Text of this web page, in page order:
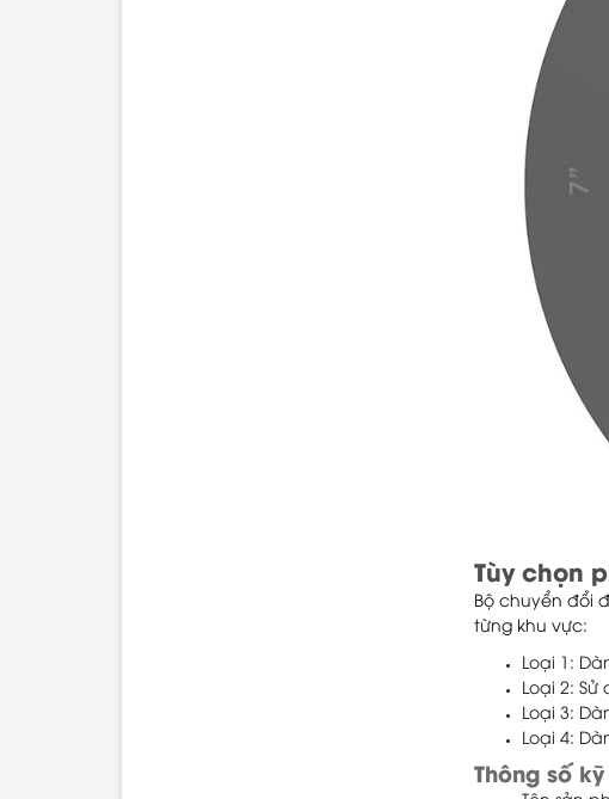
Tùy chọn
Bộ chuyển đổi
từng khu vực:
Loại 1:
Loại 2:
Loại 3:
Loại 4:
Thông số